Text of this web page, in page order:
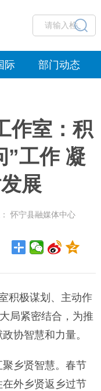
际 部门动态
作室：积
”工作 凝
展
怀宁县融媒体中心
极谋划、主动作
局紧密结合，为推
协智慧和力量。
乡贤智慧。春节
外乡贤返乡过节